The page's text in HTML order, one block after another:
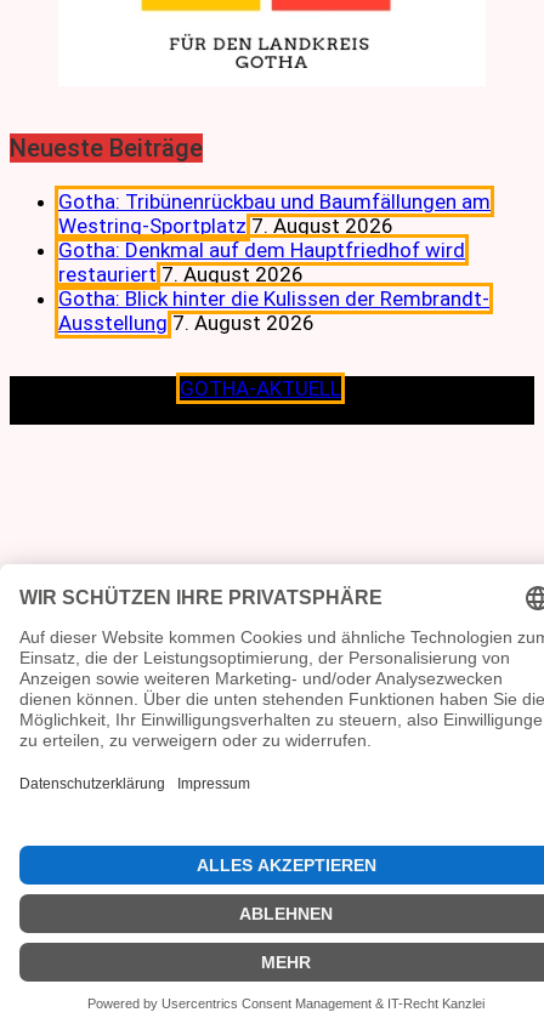
Neueste Beiträge
Gotha: Tribünenrückbau und Baumfällungen am
Westring-Sportplatz 7. August 2026
Gotha: Denkmal auf dem Hauptfriedhof wird
restauriert 7. August 2026
Gotha: Blick hinter die Kulissen der Rembrandt-
Ausstellung 7. August 2026
GOTHA-AKTUELL
Lokalen verpflichtet.